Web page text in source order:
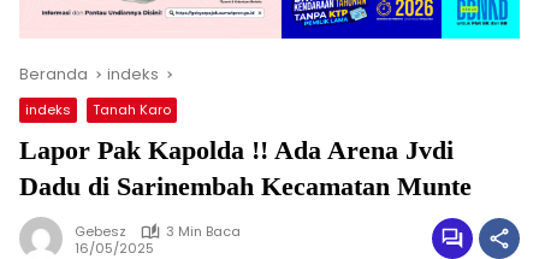
Beranda indeks
indeks Tanah Karo
Lapor Pak Kapolda !! Ada Arena Jvdi
Dadu di Sarinembah Kecamatan Munte
Gebesz
3 Min Baca
16/05/2025